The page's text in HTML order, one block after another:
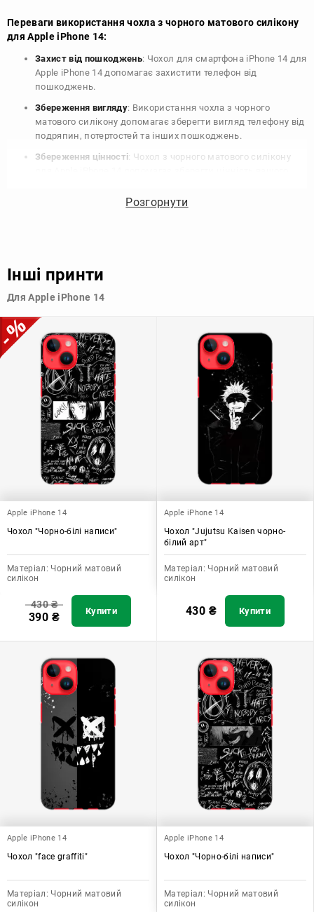
Переваги використання чохла з чорного матового силікону
для Apple iPhone 14:
Захист від пошкоджень: Чохол для смартфона iPhone 14 для
Apple iPhone 14 допомагає захистити телефон від
пошкоджень.
Збереження вигляду: Використання чохла з чорного
матового силікону допомагає зберегти вигляд телефону від
подряпин, потертостей та інших пошкоджень.
Збереження цінності: Чохол з чорного матового силікону
продати свій пристрій в майбутньому.
Узагалі, чохол для телефону - це дуже корисний аксесуар, який
допомагає захистити ваш пристрій, зберегти його цінність і
Розгорнути
Інші принти
Для Apple iPhone 14
Apple iPhone 14
Чохол "Чорно-білі написи"
Матеріал: Чорний матовий
силікон
430₴
390 ₴ Купити
Apple iPhone 14
Чохол "Jujutsu Kaisen чорно-
білий арт"
Матеріал: Чорний матовий
силікон
430 ₴ Купити
Apple iPhone 14
Чохол "face graffiti"
Матеріал: Чорний матовий
силікон
Apple iPhone 14
Чохол "Чорно-білі написи"
Матеріал: Чорний матовий
силікон